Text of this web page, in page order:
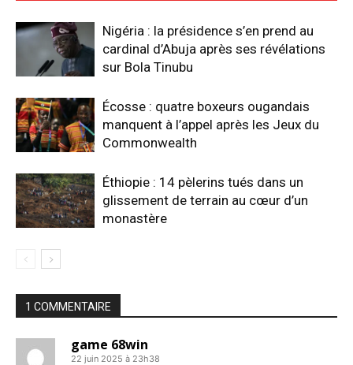
Nigéria : la présidence s’en prend au
cardinal d’Abuja après ses révélations
sur Bola Tinubu
Écosse : quatre boxeurs ougandais
manquent à l’appel après les Jeux du
Commonwealth
Éthiopie : 14 pèlerins tués dans un
glissement de terrain au cœur d’un
monastère
1 COMMENTAIRE
game 68win
22 juin 2025 à 23h38